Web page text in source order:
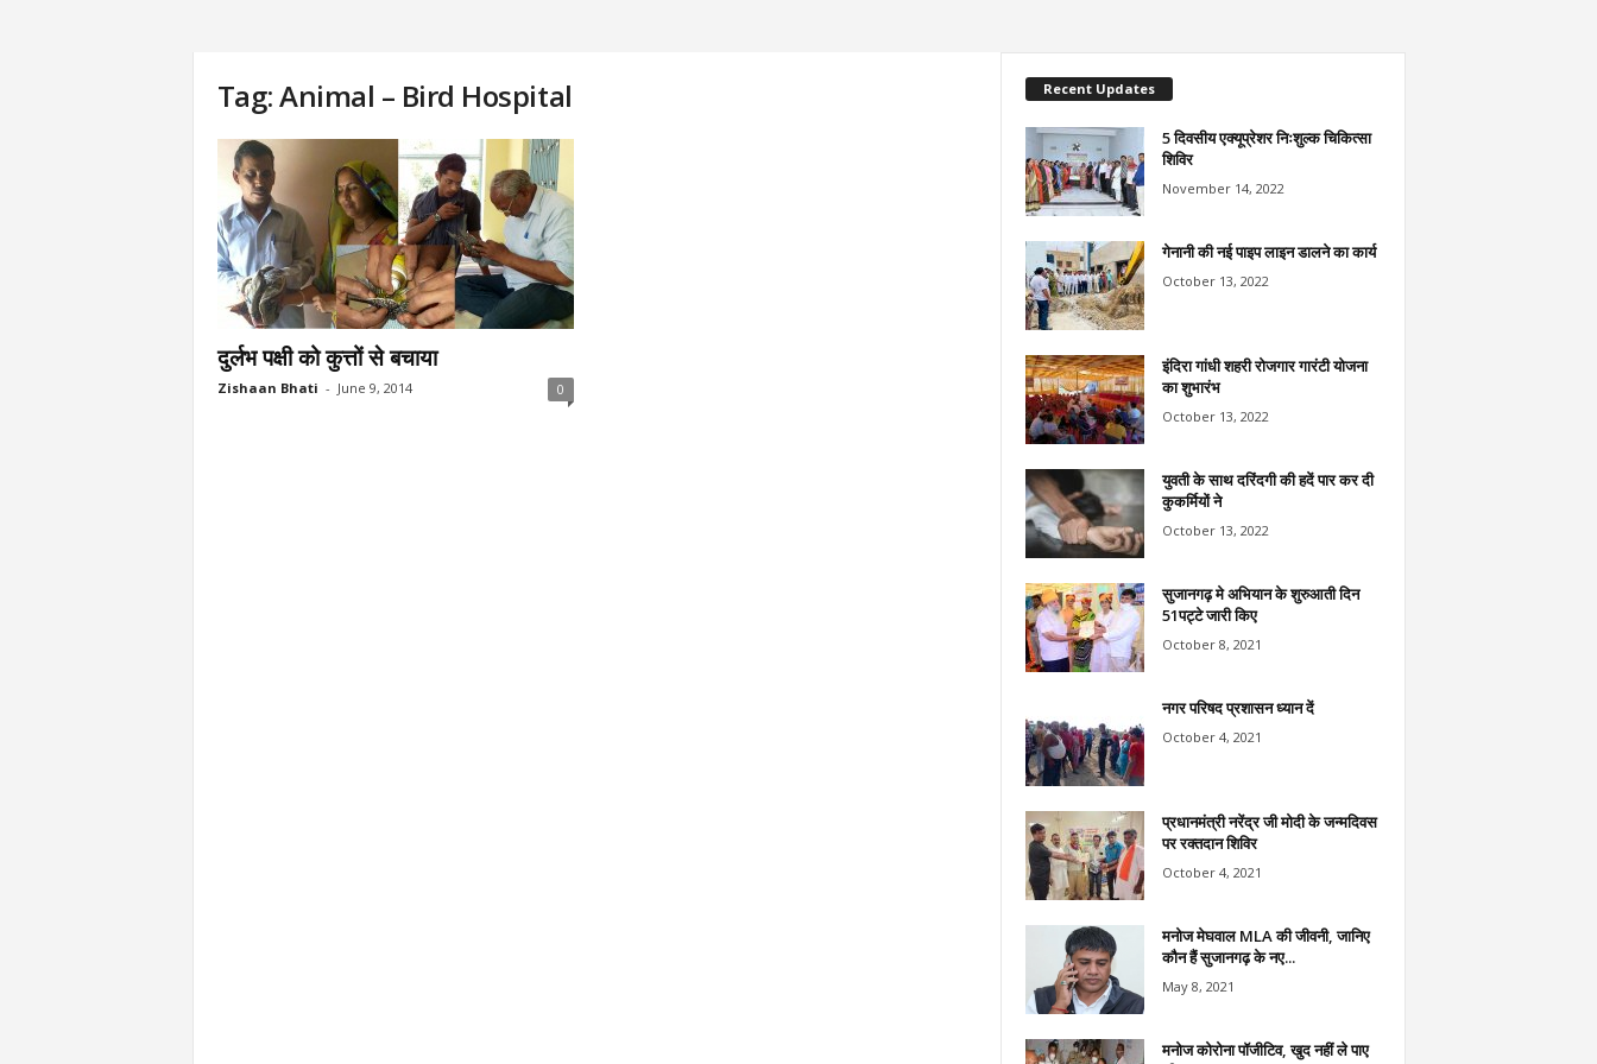
Tag: Animal – Bird Hospital
दुर्लभ पक्षी को कुत्तों से बचाया
Zishaan Bhati - June 9, 2014 0
Recent Updates
5 दिवसीय एक्यूप्रेशर निःशुल्क चिकित्सा
शिविर
November 14, 2022
गेनानी की नई पाइप लाइन डालने का कार्य
October 13, 2022
इंदिरा गांधी शहरी रोजगार गारंटी योजना
का शुभारंभ
October 13, 2022
युवती के साथ दरिंदगी की हदें पार कर दी
कुकर्मियों ने
October 13, 2022
सुजानगढ़ मे अभियान के शुरुआती दिन
51पट्टे जारी किए
October 8, 2021
नगर परिषद प्रशासन ध्यान दें
October 4, 2021
प्रधानमंत्री नरेंद्र जी मोदी के जन्मदिवस
पर रक्तदान शिविर
October 4, 2021
मनोज मेघवाल MLA की जीवनी, जानिए
कौन हैं सुजानगढ़ के नए...
May 8, 2021
मनोज कोरोना पॉजीटिव, खुद नहीं ले पाए